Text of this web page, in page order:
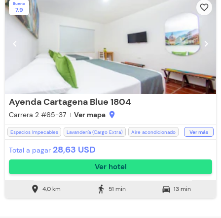
Bueno
7.9 favorite_border
chevron_left chevron_right
Ayenda Cartagena Blue 1804
Carrera 2 #65-37 Ver mapa location_on
Espacios Impecables Lavandería (Cargo Extra)
Aire acondicionado
Aceptan Niños Televisión
Aceptan Mascotas (Cargo Extra)
Ver más
Total a pagar 28,63 USD
Ver hotel
location_on 4,0 km directions_walk 51 min directions_car 13 min